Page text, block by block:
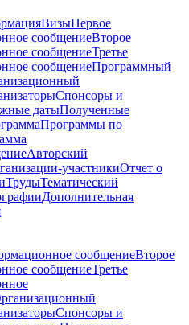
ВизыПервое
сообщениеВторое
сообщениеТретье
сообщениеПрограммный
Спонсоры и
датыПолученные
Программы по
Авторский
участникиОтчет о
ТрудыТематический
Дополнительная
сообщениеВторое
сообщениеТретье
Спонсоры и